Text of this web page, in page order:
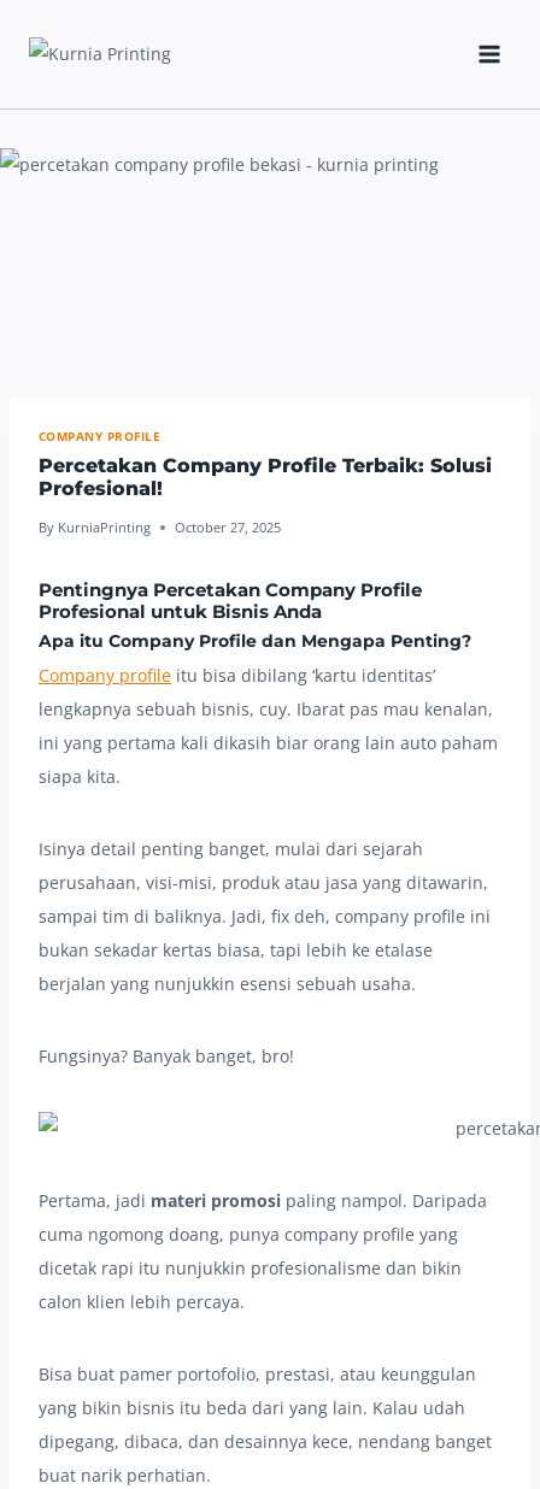
COMPANY PROFILE
Percetakan Company Profile Terbaik: Solusi
Profesional!
By KurniaPrinting October 27, 2025
Pentingnya Percetakan Company Profile
Profesional untuk Bisnis Anda
Apa itu Company Profile dan Mengapa Penting?
Company profile itu bisa dibilang ‘kartu identitas’
lengkapnya sebuah bisnis, cuy. Ibarat pas mau kenalan,
ini yang pertama kali dikasih biar orang lain auto paham
siapa kita.
Isinya detail penting banget, mulai dari sejarah
perusahaan, visi-misi, produk atau jasa yang ditawarin,
sampai tim di baliknya. Jadi, fix deh, company profile ini
bukan sekadar kertas biasa, tapi lebih ke etalase
berjalan yang nunjukkin esensi sebuah usaha.
Fungsinya? Banyak banget, bro!
Pertama, jadi materi promosi paling nampol. Daripada
cuma ngomong doang, punya company profile yang
dicetak rapi itu nunjukkin profesionalisme dan bikin
calon klien lebih percaya.
Bisa buat pamer portofolio, prestasi, atau keunggulan
yang bikin bisnis itu beda dari yang lain. Kalau udah
dipegang, dibaca, dan desainnya kece, nendang banget
buat narik perhatian.